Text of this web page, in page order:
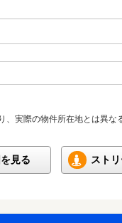
実際の物件所在地とは異な
見る スト